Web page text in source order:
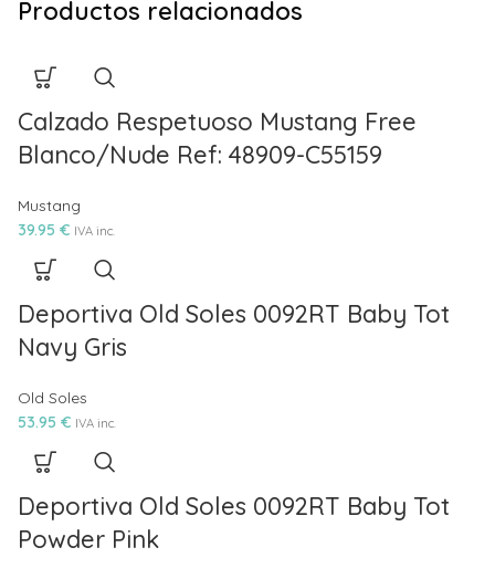
Productos relacionados
Calzado Respetuoso Mustang Free
Blanco/Nude Ref: 48909-C55159
Mustang
39.95 € IVA inc.
Deportiva Old Soles 0092RT Baby Tot
Navy Gris
Old Soles
53.95 € IVA inc.
Deportiva Old Soles 0092RT Baby Tot
Powder Pink